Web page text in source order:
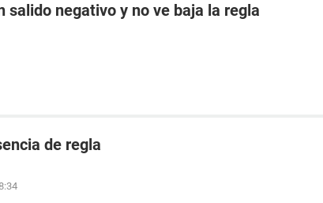
salido negativo y no ve baja la regla
de regla